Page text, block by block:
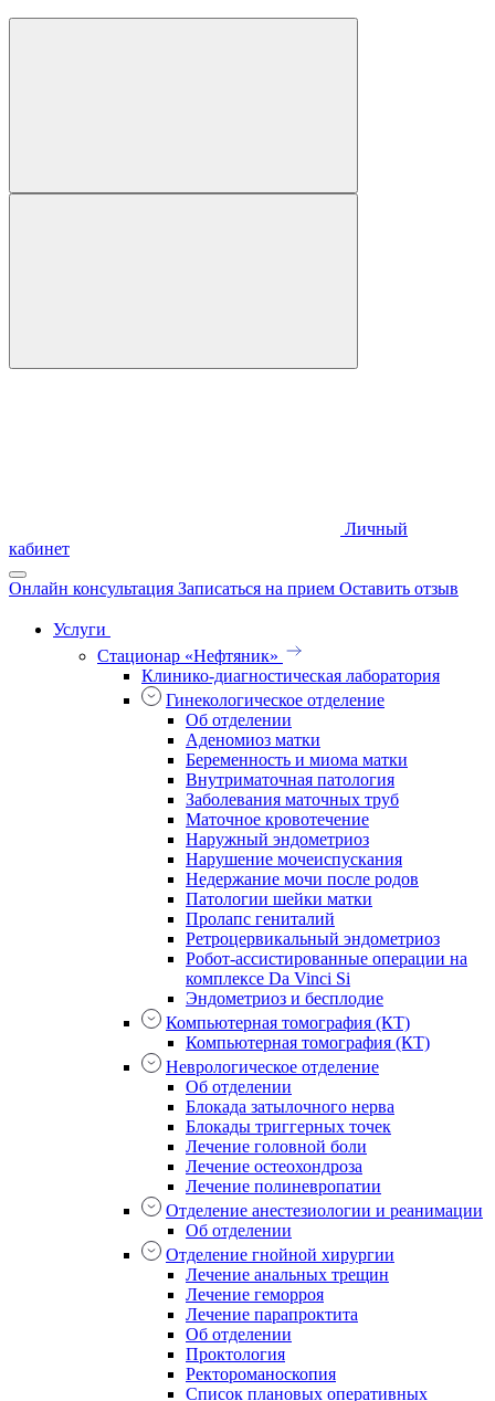
Личный
кабинет
Онлайн консультация Записаться на прием Оставить отзыв
Услуги
Стационар «Нефтяник»
Клинико-диагностическая лаборатория
Гинекологическое отделение
Об отделении
Аденомиоз матки
Беременность и миома матки
Внутриматочная патология
Заболевания маточных труб
Маточное кровотечение
Наружный эндометриоз
Нарушение мочеиспускания
Недержание мочи после родов
Патологии шейки матки
Пролапс гениталий
Ретроцервикальный эндометриоз
Робот-ассистированные операции на
комплексе Da Vinci Si
Эндометриоз и бесплодие
Компьютерная томография (КТ)
Компьютерная томография (КТ)
Неврологическое отделение
Об отделении
Блокада затылочного нерва
Блокады триггерных точек
Лечение головной боли
Лечение остеохондроза
Лечение полиневропатии
Отделение анестезиологии и реанимации
Об отделении
Отделение гнойной хирургии
Лечение анальных трещин
Лечение геморроя
Лечение парапроктита
Об отделении
Проктология
Ректороманоскопия
Список плановых оперативных